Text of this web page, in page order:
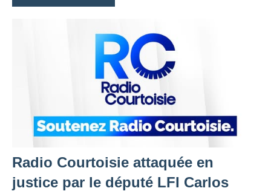
Radio Courtoisie attaquée en
justice par le député LFI Carlos